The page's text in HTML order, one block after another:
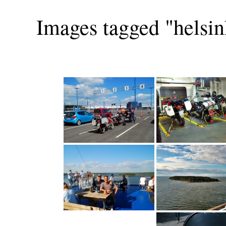
Images tagged